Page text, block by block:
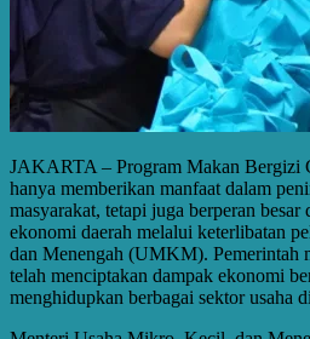
JAKARTA – Program Makan Bergizi
hanya memberikan manfaat dalam
masyarakat, tetapi juga berperan
ekonomi daerah melalui keterlibatan
dan Menengah (UMKM). Pemerintah
telah menciptakan dampak ekonomi
menghidupkan berbagai sektor usaha